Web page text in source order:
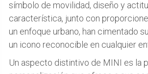
símbolo de movilidad, diseño y
característica, junto con
un enfoque urbano, han cimentado
un icono reconocible en cualquier
Un aspecto distintivo de MINI es la